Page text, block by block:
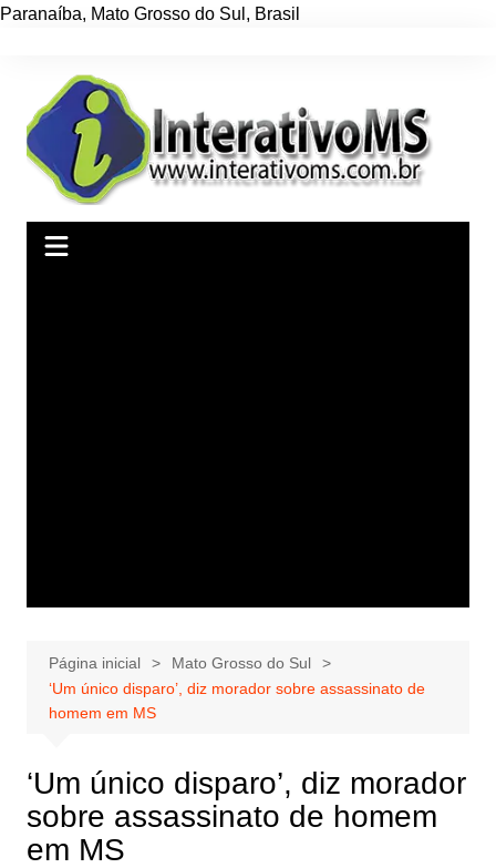
Paranaíba, Mato Grosso do Sul , Brasil
conteúdo
Página inicial
Mato Grosso do Sul
‘Um único disparo’, diz morador sobre assassinato de
homem em MS
‘Um único disparo’, diz morador
sobre assassinato de homem
em MS